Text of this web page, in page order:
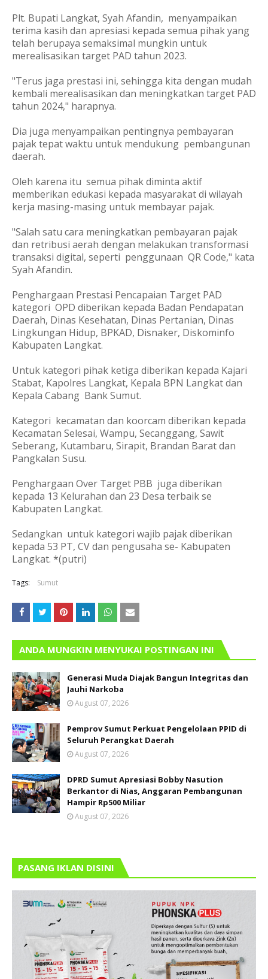
Plt. Bupati Langkat, Syah Afandin, menyampaikan
terima kasih dan apresiasi kepada semua pihak yang
telah berupaya semaksimal mungkin untuk
merealisasikan target PAD tahun 2023.
"Terus jaga prestasi ini, sehingga kita dengan mudah
kembali merealisasikan dan meningkatkan target PAD
tahun 2024," harapnya.
Dia juga menyampaikan pentingnya pembayaran
pajak tepat waktu untuk mendukung pembangunan
daerah.
Oleh karena itu semua pihak diminta aktif
memberikan edukasi kepada masyarakat di wilayah
kerja masing-masing untuk membayar pajak.
"Salah satu cara meningkatkan pembayaran pajak
dan retribusi aerah dengan melakukan transformasi
transaksi digital, seperti penggunaan QR Code," kata
Syah Afandin.
Penghargaan Prestasi Pencapaian Target PAD
kategori OPD diberikan kepada Badan Pendapatan
Daerah, Dinas Kesehatan, Dinas Pertanian, Dinas
Lingkungan Hidup, BPKAD, Disnaker, Diskominfo
Kabupaten Langkat.
Untuk kategori pihak ketiga diberikan kepada Kajari
Stabat, Kapolres Langkat, Kepala BPN Langkat dan
Kepala Cabang Bank Sumut.
Kategori kecamatan dan koorcam diberikan kepada
Kecamatan Selesai, Wampu, Secanggang, Sawit
Seberang, Kutambaru, Sirapit, Brandan Barat dan
Pangkalan Susu.
Penghargaan Over Target PBB juga diberikan
kepada 13 Kelurahan dan 23 Desa terbaik se
Kabupaten Langkat.
Sedangkan untuk kategori wajib pajak diberikan
kepada 53 PT, CV dan pengusaha se- Kabupaten
Langkat. *(putri)
Tags: Sumut
ANDA MUNGKIN MENYUKAI POSTINGAN INI
Generasi Muda Diajak Bangun Integritas dan
Jauhi Narkoba
August 07, 2026
Pemprov Sumut Perkuat Pengelolaan PPID di
Seluruh Perangkat Daerah
August 07, 2026
DPRD Sumut Apresiasi Bobby Nasution
Berkantor di Nias, Anggaran Pembangunan
Hampir Rp500 Miliar
August 07, 2026
PASANG IKLAN DISINI